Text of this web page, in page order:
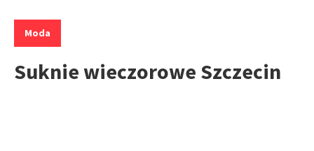
Kategorie:
Moda
Suknie wieczorowe Szczecin